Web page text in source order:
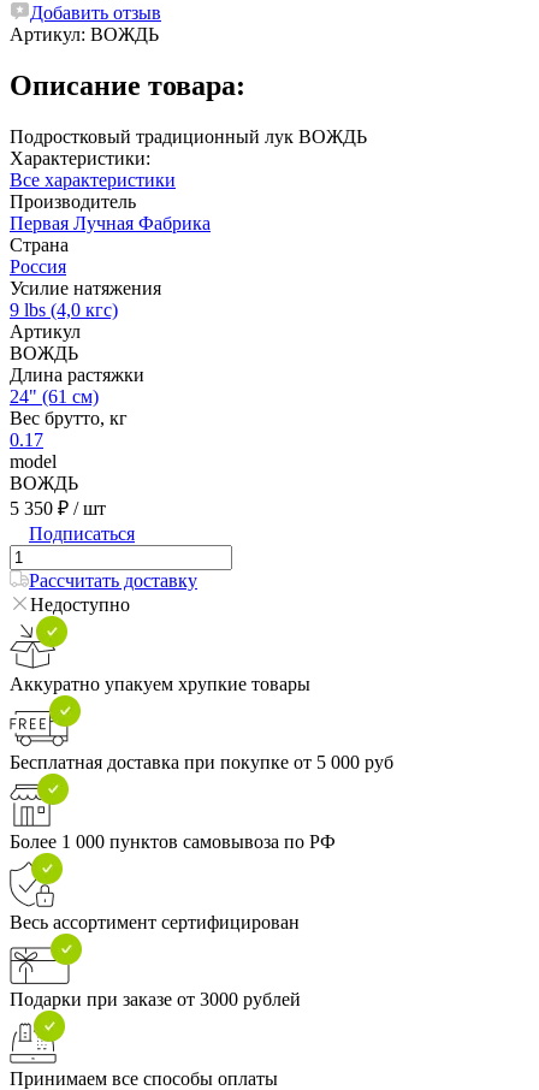
Добавить отзыв
Артикул: ВОЖДЬ
Описание товара:
Подростковый традиционный лук ВОЖДЬ
Характеристики:
Все характеристики
Производитель
Первая Лучная Фабрика
Страна
Россия
Усилие натяжения
9 lbs (4,0 кгс)
Артикул
ВОЖДЬ
Длина растяжки
24" (61 см)
Вес брутто, кг
0.17
model
ВОЖДЬ
5 350 ₽ / шт
Подписаться
Рассчитать доставку
Недоступно
Аккуратно упакуем хрупкие товары
Бесплатная доставка при покупке от 5 000 руб
Более 1 000 пунктов самовывоза по РФ
Весь ассортимент сертифицирован
Подарки при заказе от 3000 рублей
Принимаем все способы оплаты